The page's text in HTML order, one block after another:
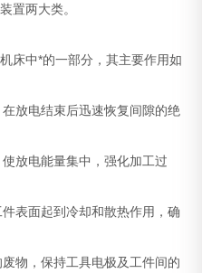
置两大类。
中*的一部分，其主要作用如
电结束后迅速恢复间隙的绝
电能量集中，强化加工过
面起到冷却和散热作用，确
，保持工具电极及工件间的